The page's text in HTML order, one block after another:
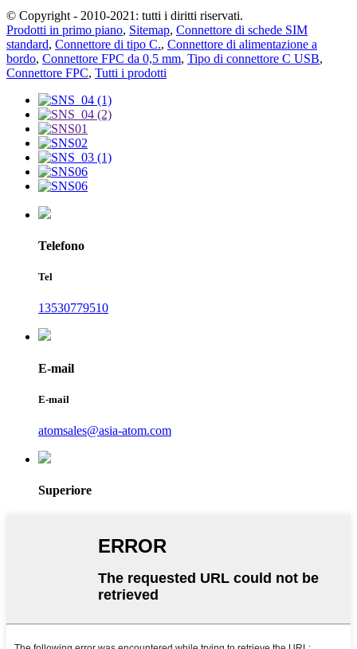
© Copyright - 2010-2021: tutti i diritti riservati.
Prodotti in primo piano, Sitemap, Connettore di schede SIM
standard, Connettore di tipo C., Connettore di alimentazione a
bordo, Connettore FPC da 0,5 mm, Tipo di connettore C USB,
Connettore FPC, Tutti i prodotti
Telefono
Tel
13530779510
E-mail
E-mail
atomsales@asia-atom.com
Superiore